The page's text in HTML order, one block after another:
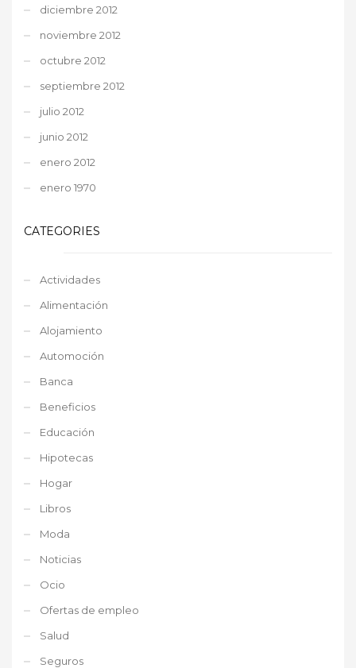
diciembre 2012
noviembre 2012
octubre 2012
septiembre 2012
julio 2012
junio 2012
enero 2012
enero 1970
CATEGORIES
Actividades
Alimentación
Alojamiento
Automoción
Banca
Beneficios
Educación
Hipotecas
Hogar
Libros
Moda
Noticias
Ocio
Ofertas de empleo
Salud
Seguros